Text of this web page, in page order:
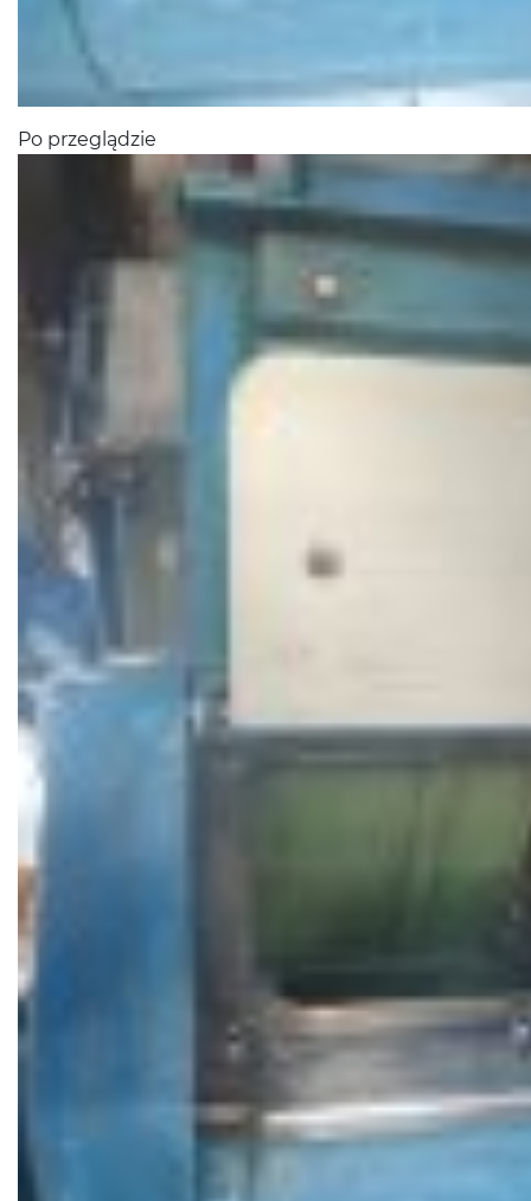
Po przeglądzie